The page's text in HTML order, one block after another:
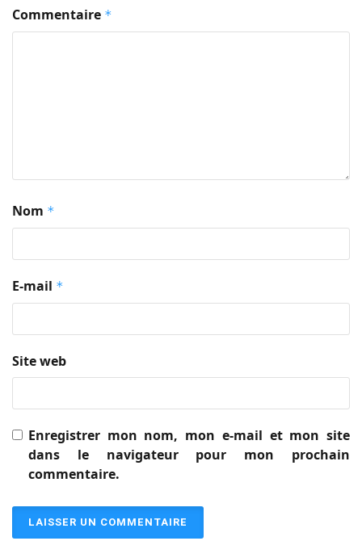
Commentaire *
Nom *
E-mail *
Site web
Enregistrer mon nom, mon e-mail et mon site
dans le navigateur pour mon prochain
commentaire.